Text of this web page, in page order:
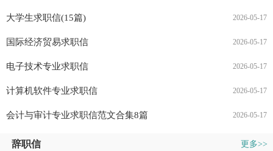
大学生求职信(15篇) 2026-05-17
国际经济贸易求职信 2026-05-17
电子技术专业求职信 2026-05-17
计算机软件专业求职信 2026-05-17
会计与审计专业求职信范文合集8篇 2026-05-17
辞职信 更多>>